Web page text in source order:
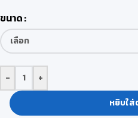
ขนาด
-
+
หยิบใส่